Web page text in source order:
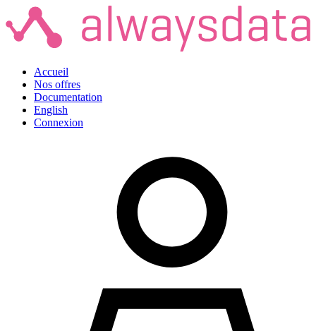
Accueil
Nos offres
Documentation
English
Connexion